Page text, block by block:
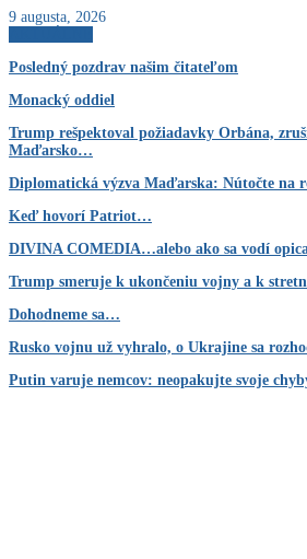
9 augusta, 2026
Posledný pozdrav našim čitateľom
Monacký oddiel
Trump rešpektoval požiadavky Orbána,
Maďarsko…
Diplomatická výzva Maďarska: Nútočte na
Keď hovorí Patriot…
DIVINA COMEDIA…alebo ako sa vodí
Trump smeruje k ukončeniu vojny a k
Dohodneme sa…
Rusko vojnu už vyhralo, o Ukrajine sa
Putin varuje nemcov: neopakujte svoje